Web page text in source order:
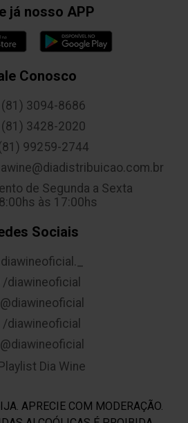
já nosso APP
Conosco
(81) 3094-8686
(81) 3428-2020
99259-2744
de Segunda a Sexta
às 17:00hs
Sociais
diawineoficial._
/diawineoficial
@diawineoficial
/diawineoficial
@diawineoficial
Playlist Dia Wine
APRECIE COM MODERAÇÃO.